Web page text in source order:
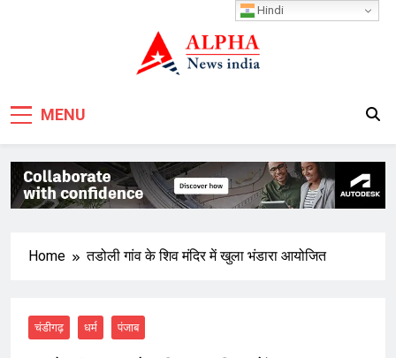
MENU
Home तडोली गांव के शिव मंदिर में खुला भंडारा आयोजित
चंडीगढ़ धर्म पंजाब
Hindi